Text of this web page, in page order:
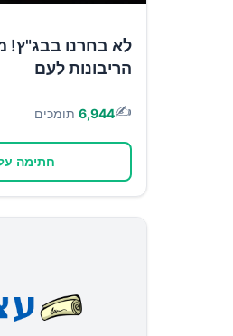
לא בחרנו בבג"ץ!
הריבונות לעם
✍️
6,944 תומכים
חתימה